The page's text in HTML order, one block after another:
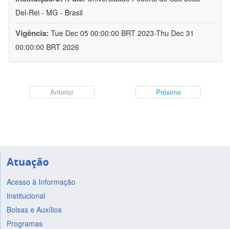
Del-Rei - MG - Brasil
Vigência: Tue Dec 05 00:00:00 BRT 2023-Thu Dec 31
00:00:00 BRT 2026
Anterior Próximo
Atuação
Acesso à Informação
Institucional
Bolsas e Auxílios
Programas